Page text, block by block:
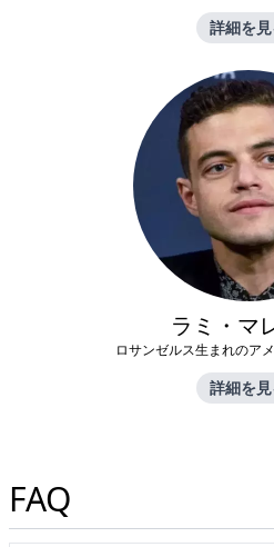
詳細を
ラミ・マ
ロサンゼルス生まれのア
詳細を
FAQ